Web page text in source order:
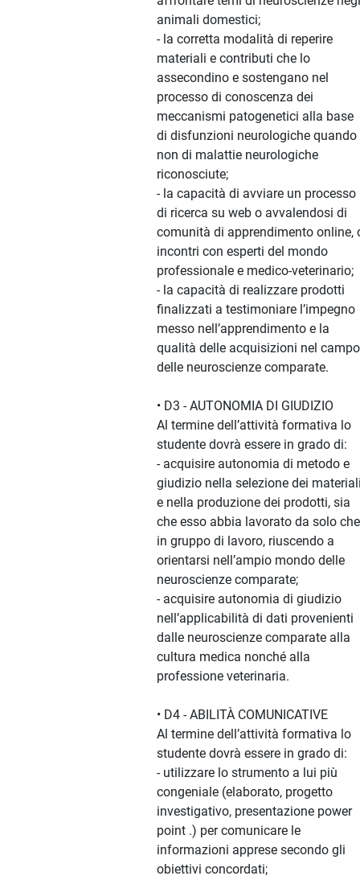
animali domestici;
- la corretta modalità di reperire
materiali e contributi che lo
assecondino e sostengano nel
processo di conoscenza dei
meccanismi patogenetici alla base
di disfunzioni neurologiche quando
non di malattie neurologiche
riconosciute;
- la capacità di avviare un processo
di ricerca su web o avvalendosi di
comunità di apprendimento online,
incontri con esperti del mondo
professionale e medico-veterinario;
- la capacità di realizzare prodotti
finalizzati a testimoniare l’impegno
messo nell’apprendimento e la
qualità delle acquisizioni nel campo
delle neuroscienze comparate.
• D3 - AUTONOMIA DI GIUDIZIO
Al termine dell’attività formativa lo
studente dovrà essere in grado di:
- acquisire autonomia di metodo e
giudizio nella selezione dei
e nella produzione dei prodotti, sia
che esso abbia lavorato da solo che
in gruppo di lavoro, riuscendo a
orientarsi nell’ampio mondo delle
neuroscienze comparate;
- acquisire autonomia di giudizio
nell’applicabilità di dati provenienti
dalle neuroscienze comparate alla
cultura medica nonché alla
professione veterinaria.
• D4 - ABILITÀ COMUNICATIVE
Al termine dell’attività formativa lo
studente dovrà essere in grado di:
- utilizzare lo strumento a lui più
congeniale (elaborato, progetto
investigativo, presentazione power
point .) per comunicare le
informazioni apprese secondo gli
obiettivi concordati;